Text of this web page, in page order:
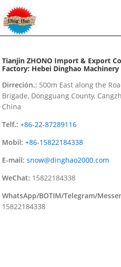
Tianjin ZHONO Import & Export
Factory: Hebei Dinghao Machinery
Dirreción.: 500m East along the
Brigade, Dongguang County,
China
Telf.: +86-22-87289116
Mobil: +86-15822184338
E-mail: snow@dinghao2000.com
WeChat: 15822184338
WhatsApp/BOTIM/Telegram/
15822184338